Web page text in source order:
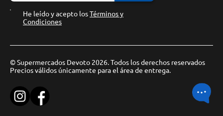
He leído y acepto losTérminos y
Condiciones
© Supermercados Devoto 2026. Todos los derechos reservados
Precios válidos únicamente para el área de entrega.